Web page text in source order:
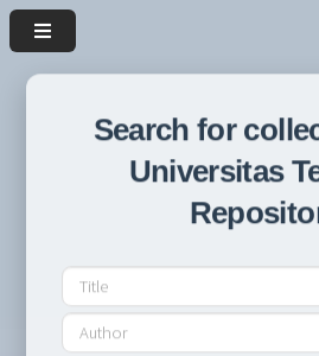
Search for
Universitas